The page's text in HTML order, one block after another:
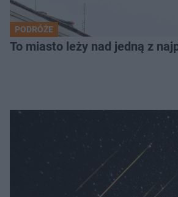
PODRÓŻE
To miasto leży nad jedną z